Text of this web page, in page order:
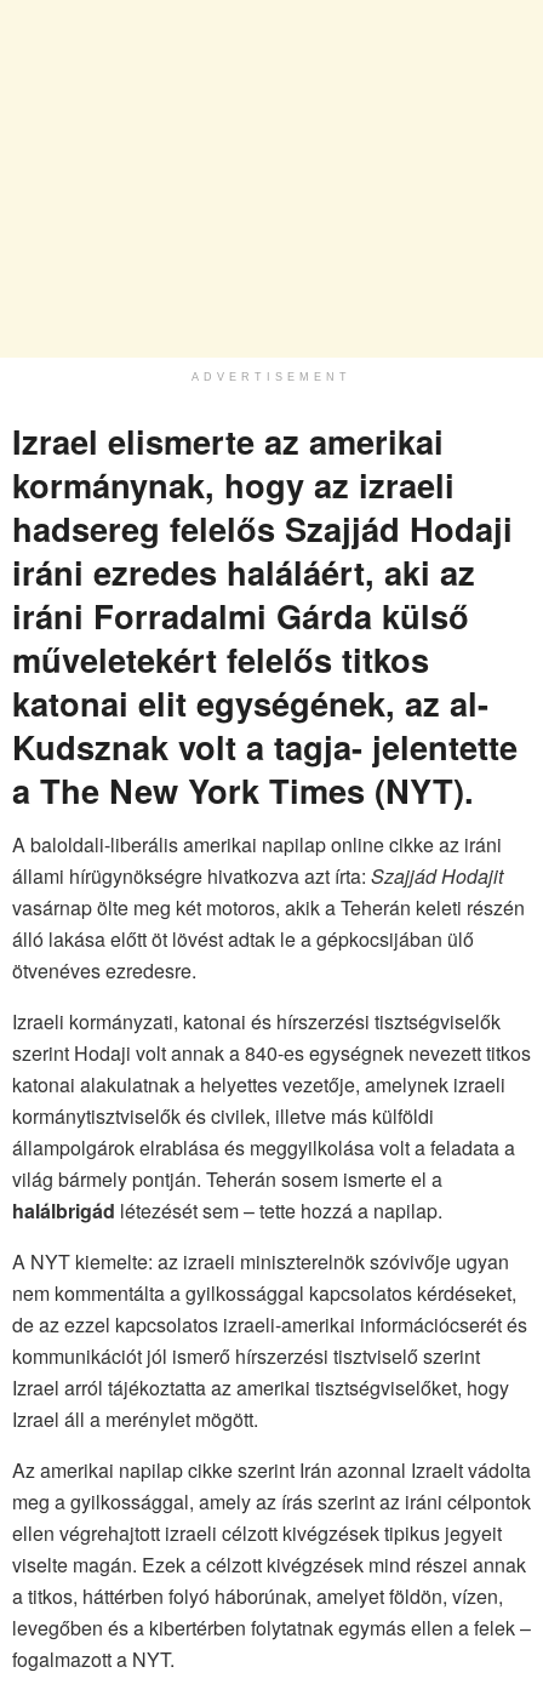
ADVERTISEMENT
Izrael elismerte az amerikai
kormánynak, hogy az izraeli
hadsereg felelős Szajjád Hodaji
iráni ezredes haláláért, aki az
iráni Forradalmi Gárda külső
műveletekért felelős titkos
katonai elit egységének, az al-
Kudsznak volt a tagja- jelentette
a The New York Times (NYT).
A baloldali-liberális amerikai napilap online cikke az iráni
állami hírügynökségre hivatkozva azt írta: Szajjád Hodajit
vasárnap ölte meg két motoros, akik a Teherán keleti részén
álló lakása előtt öt lövést adtak le a gépkocsijában ülő
ötvenéves ezredesre.
Izraeli kormányzati, katonai és hírszerzési tisztségviselők
szerint Hodaji volt annak a 840-es egységnek nevezett titkos
katonai alakulatnak a helyettes vezetője, amelynek izraeli
kormánytisztviselők és civilek, illetve más külföldi
állampolgárok elrablása és meggyilkolása volt a feladata a
világ bármely pontján. Teherán sosem ismerte el a
halálbrigád létezését sem – tette hozzá a napilap.
A NYT kiemelte: az izraeli miniszterelnök szóvivője ugyan
nem kommentálta a gyilkossággal kapcsolatos kérdéseket,
de az ezzel kapcsolatos izraeli-amerikai információcserét és
kommunikációt jól ismerő hírszerzési tisztviselő szerint
Izrael arról tájékoztatta az amerikai tisztségviselőket, hogy
Izrael áll a merénylet mögött.
Az amerikai napilap cikke szerint Irán azonnal Izraelt vádolta
meg a gyilkossággal, amely az írás szerint az iráni célpontok
ellen végrehajtott izraeli célzott kivégzések tipikus jegyeit
viselte magán. Ezek a célzott kivégzések mind részei annak
a titkos, háttérben folyó háborúnak, amelyet földön, vízen,
levegőben és a kibertérben folytatnak egymás ellen a felek –
fogalmazott a NYT.